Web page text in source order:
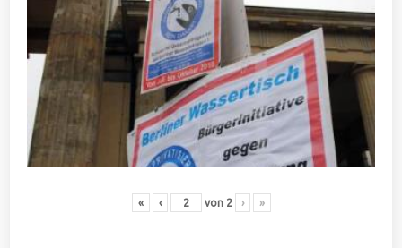
« ‹ von 2 › »